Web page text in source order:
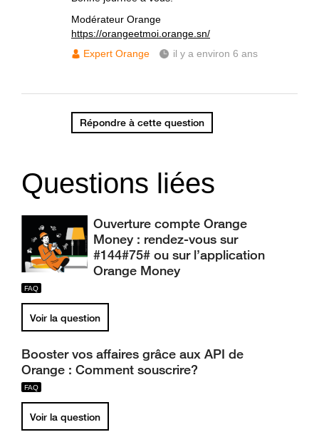
Modérateur Orange
https://orangeetmoi.orange.sn/
Expert Orange
il y a environ 6 ans
Répondre à cette question
Questions liées
Ouverture compte Orange
Money : rendez-vous sur
#144#75# ou sur l’application
Orange Money
Voir la question
Booster vos affaires grâce aux API de
Orange : Comment souscrire?
Voir la question